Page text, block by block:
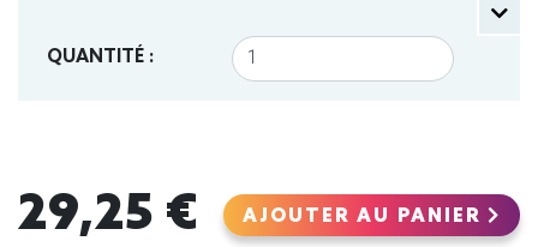
QUANTITÉ :
29,25 € AJOUTER AU PANIER